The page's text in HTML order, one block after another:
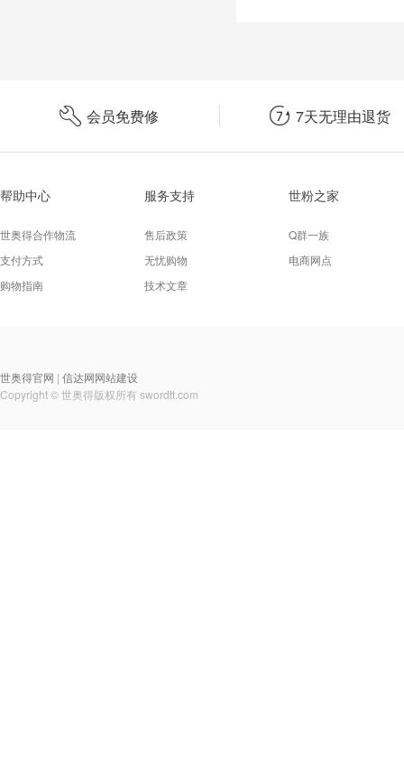
 会员免费修  7天无理由退货
帮助中心
世奥得合作物流
支付方式
购物指南
服务支持
售后政策
无忧购物
技术文章
世粉之家
Q群一族
电商网点
世奥得官网 信达网网站建设
Copyright © 世奥得版权所有 swordtt.com